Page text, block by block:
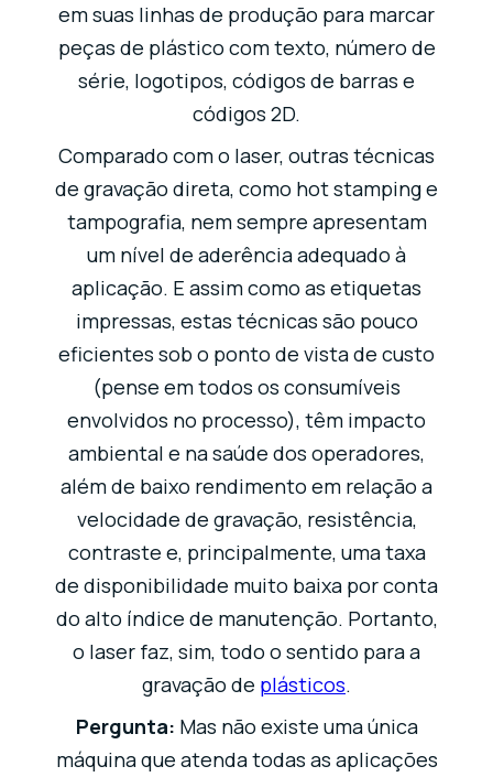
em suas linhas de produção para marcar
peças de plástico com texto, número de
série, logotipos, códigos de barras e
códigos 2D.
Comparado com o laser, outras técnicas
de gravação direta, como hot stamping e
tampografia, nem sempre apresentam
um nível de aderência adequado à
aplicação. E assim como as etiquetas
impressas, estas técnicas são pouco
eficientes sob o ponto de vista de custo
(pense em todos os consumíveis
envolvidos no processo), têm impacto
ambiental e na saúde dos operadores,
além de baixo rendimento em relação a
velocidade de gravação, resistência,
contraste e, principalmente, uma taxa
de disponibilidade muito baixa por conta
do alto índice de manutenção. Portanto,
o laser faz, sim, todo o sentido para a
gravação de plásticos.
Pergunta: Mas não existe uma única
máquina que atenda todas as aplicações